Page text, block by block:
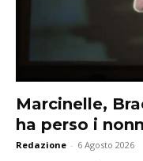
Marcinelle,
ha perso i
Redazione - 6 Agosto 2026